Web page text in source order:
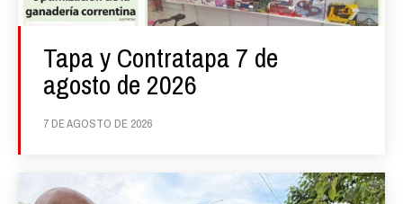
Tapa y Contratapa 7 de
agosto de 2026
7 DE AGOSTO DE 2026